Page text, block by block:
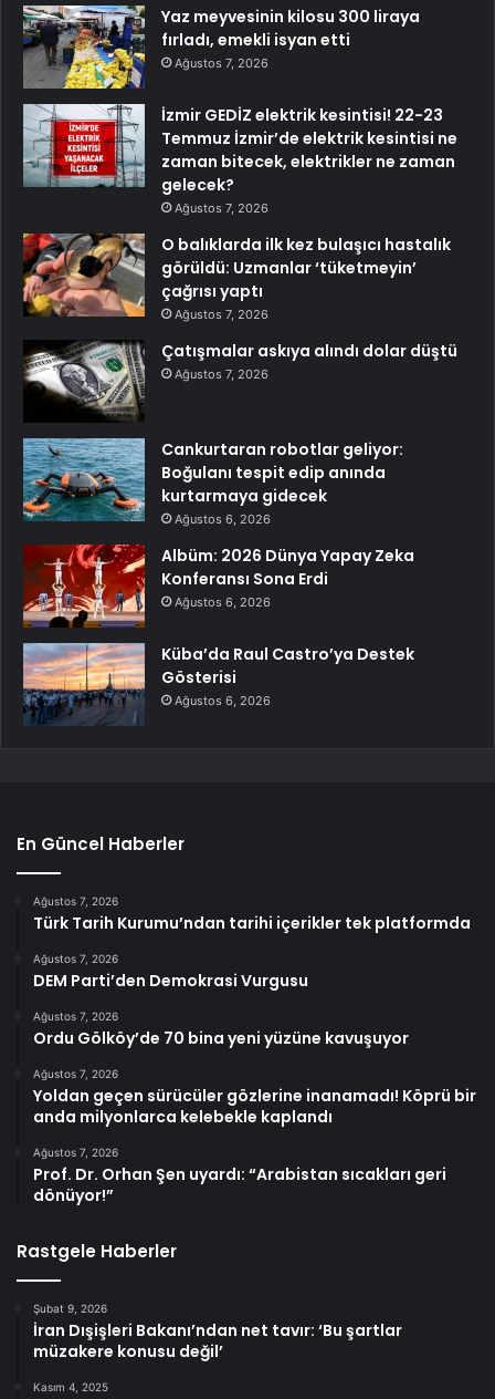
Yaz meyvesinin kilosu 300 liraya
fırladı, emekli isyan etti
Ağustos 7, 2026
İzmir GEDİZ elektrik kesintisi! 22-23
Temmuz İzmir’de elektrik kesintisi ne
zaman bitecek, elektrikler ne zaman
gelecek?
Ağustos 7, 2026
O balıklarda ilk kez bulaşıcı hastalık
görüldü: Uzmanlar ‘tüketmeyin’
çağrısı yaptı
Ağustos 7, 2026
Çatışmalar askıya alındı dolar düştü
Ağustos 7, 2026
Cankurtaran robotlar geliyor:
Boğulanı tespit edip anında
kurtarmaya gidecek
Ağustos 6, 2026
Albüm: 2026 Dünya Yapay Zeka
Konferansı Sona Erdi
Ağustos 6, 2026
Küba’da Raul Castro’ya Destek
Gösterisi
Ağustos 6, 2026
En Güncel Haberler
Ağustos 7, 2026
Türk Tarih Kurumu’ndan tarihi içerikler tek platformda
Ağustos 7, 2026
DEM Parti’den Demokrasi Vurgusu
Ağustos 7, 2026
Ordu Gölköy’de 70 bina yeni yüzüne kavuşuyor
Ağustos 7, 2026
Yoldan geçen sürücüler gözlerine inanamadı! Köprü bir
anda milyonlarca kelebekle kaplandı
Ağustos 7, 2026
Prof. Dr. Orhan Şen uyardı: “Arabistan sıcakları geri
dönüyor!”
Rastgele Haberler
Şubat 9, 2026
İran Dışişleri Bakanı’ndan net tavır: ‘Bu şartlar
müzakere konusu değil’
Kasım 4, 2025